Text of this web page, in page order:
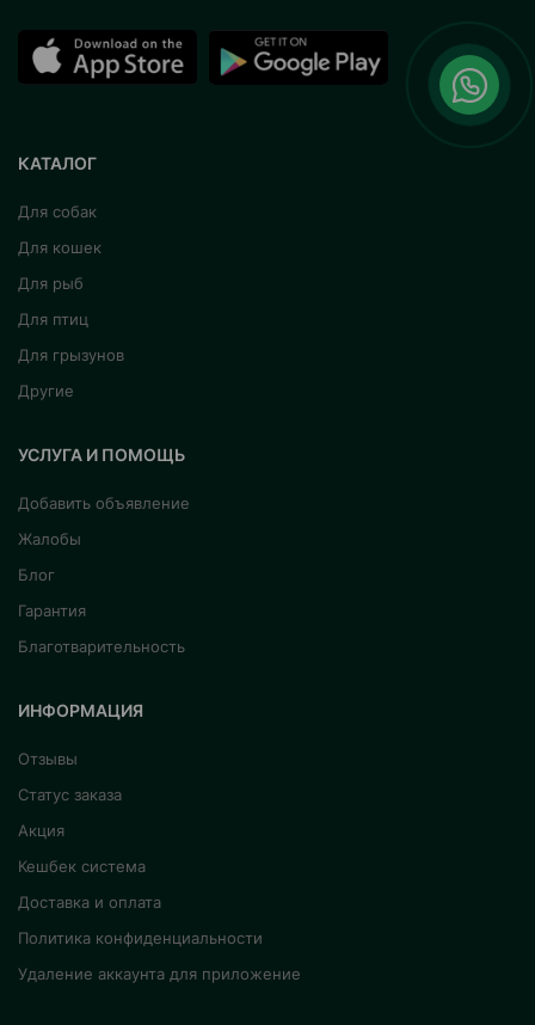
КАТАЛОГ
Для собак
Для кошек
Для рыб
Для птиц
Для грызунов
Другие
УСЛУГА И ПОМОЩЬ
Добавить объявление
Жалобы
Блог
Гарантия
Благотварительность
ИНФОРМАЦИЯ
Отзывы
Статус заказа
Акция
Кешбек система
Доставка и оплата
Политика конфиденциальности
Удаление аккаунта для приложение